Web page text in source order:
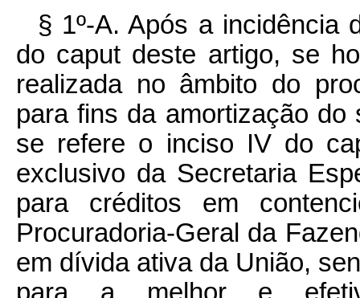
§ 1º-A. Após a incidência
do caput deste artigo, se
realizada no âmbito do
para fins da amortização
se refere o inciso IV do
exclusivo da Secretaria
para créditos em
Procuradoria-Geral da
em dívida ativa da União,